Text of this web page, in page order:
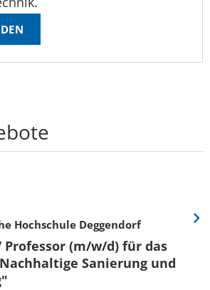
Hochschule Deggendorf
Professor (m/w/d) für das
Sanierung und
Eine